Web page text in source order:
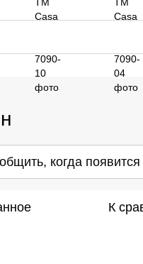
когда появится
К